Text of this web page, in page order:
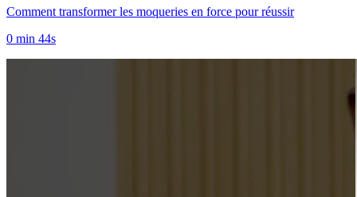
Comment transformer les moqueries en force pour réussir
0 min 44s